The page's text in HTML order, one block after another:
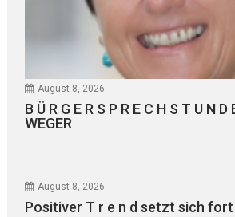
August 8, 2026
B Ü R G E R S P R E C H S T U N
WEGER
August 8, 2026
Positiver T r e n d setzt sich fort